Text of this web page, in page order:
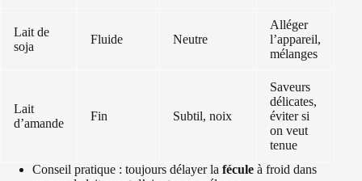
Lait de
soja
Fluide Neutre
Alléger
l’appareil,
mélanges
Lait
d’amande
Fin Subtil, noix
Saveurs
délicates,
éviter si
on veut
tenue
Conseil pratique : toujours délayer la fécule à froid dans